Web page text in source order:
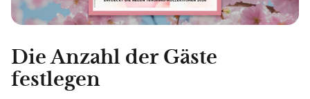
Die Anzahl der Gäste
festlegen